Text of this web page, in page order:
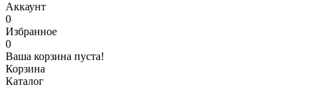
Аккаунт
0
Избранное
0
Ваша корзина пуста!
Корзина
Каталог